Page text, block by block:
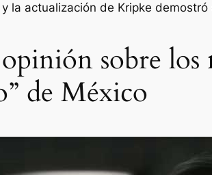
la actualización de Kripke
sobre los
de México